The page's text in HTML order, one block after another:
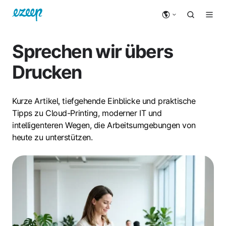
Sprechen wir übers
Drucken
Kurze Artikel, tiefgehende Einblicke und praktische
Tipps zu Cloud-Printing, moderner IT und
intelligenteren Wegen, die Arbeitsumgebungen von
heute zu unterstützen.